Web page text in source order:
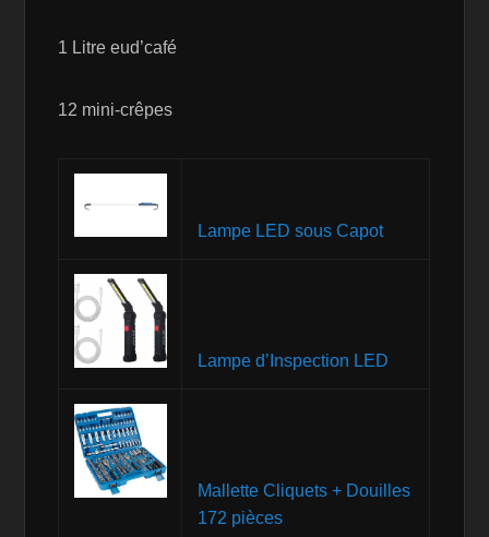
1 Litre eud’café
12 mini-crêpes
Lampe LED sous Capot
Lampe d’Inspection LED
Mallette Cliquets + Douilles
172 pièces